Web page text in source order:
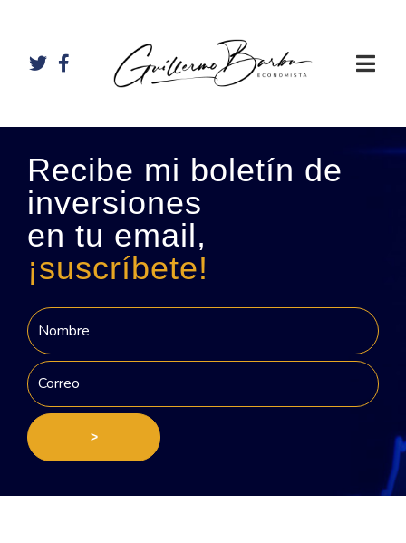
Recibe mi boletín de
inversiones
en tu email,
¡suscríbete!
>